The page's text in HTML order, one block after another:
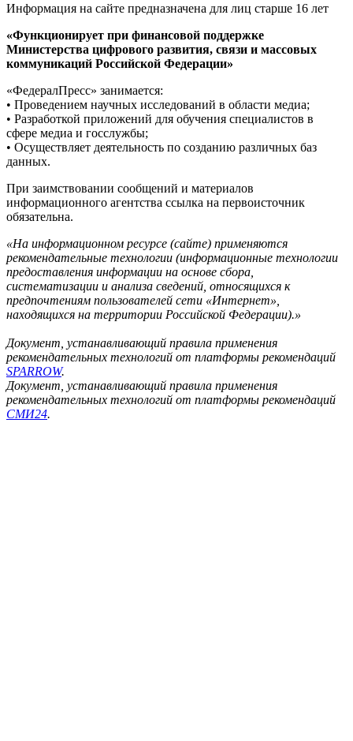
Информация на сайте предназначена для лиц старше 16 лет
«Функционирует при финансовой поддержке
Министерства цифрового развития, связи и массовых
коммуникаций Российской Федерации»
«ФедералПресс» занимается:
• Проведением научных исследований в области медиа;
• Разработкой приложений для обучения специалистов в
сфере медиа и госслужбы;
• Осуществляет деятельность по созданию различных баз
данных.
При заимствовании сообщений и материалов
информационного агентства ссылка на первоисточник
обязательна.
«На информационном ресурсе (сайте) применяются
рекомендательные технологии (информационные технологии
предоставления информации на основе сбора,
систематизации и анализа сведений, относящихся к
предпочтениям пользователей сети «Интернет»,
находящихся на территории Российской Федерации).»
Документ, устанавливающий правила применения
рекомендательных технологий от платформы рекомендаций
SPARROW.
Документ, устанавливающий правила применения
рекомендательных технологий от платформы рекомендаций
СМИ24.